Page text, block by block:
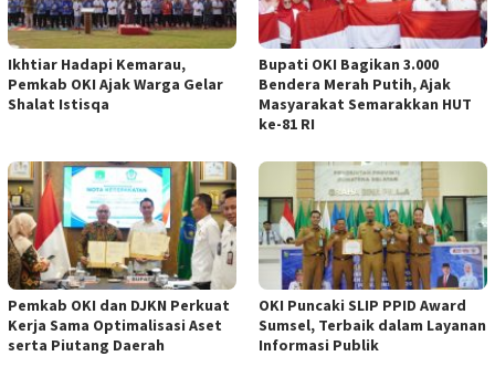
Ikhtiar Hadapi Kemarau,
Pemkab OKI Ajak Warga Gelar
Shalat Istisqa
Bupati OKI Bagikan 3.000
Bendera Merah Putih, Ajak
Masyarakat Semarakkan HUT
ke-81 RI
Pemkab OKI dan DJKN Perkuat
Kerja Sama Optimalisasi Aset
serta Piutang Daerah
OKI Puncaki SLIP PPID Award
Sumsel, Terbaik dalam Layanan
Informasi Publik